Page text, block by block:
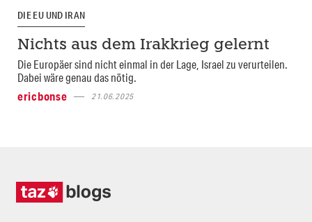
DIE EU UND IRAN
Nichts aus dem Irakkrieg gelernt
Die Europäer sind nicht einmal in der Lage, Israel zu verurteilen.
Dabei wäre genau das nötig.
ericbonse
21.06.2025